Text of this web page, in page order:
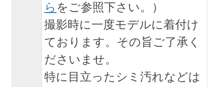
ら をご参照下さい。）
撮影時に一度モデルに着付け
ております。その旨ご了承く
ださいませ。
特に目立ったシミ汚れなどは